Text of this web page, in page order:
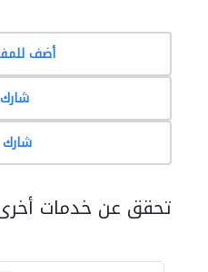
أضف
شارك
شارك
تحقق عن خدمات